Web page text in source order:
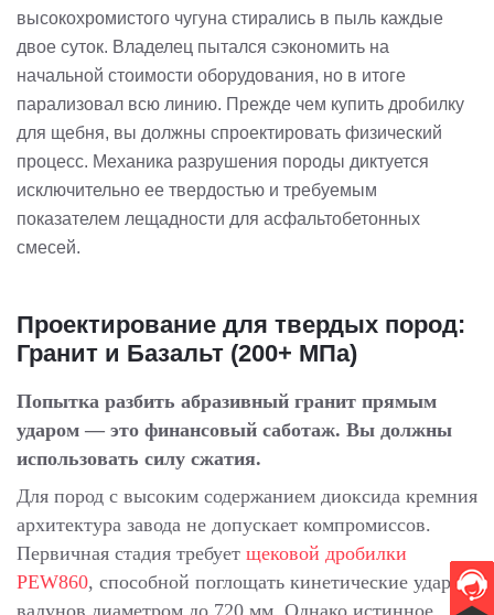
высокохромистого чугуна стирались в пыль каждые
двое суток. Владелец пытался сэкономить на
начальной стоимости оборудования, но в итоге
парализовал всю линию. Прежде чем купить дробилку
для щебня, вы должны спроектировать физический
процесс. Механика разрушения породы диктуется
исключительно ее твердостью и требуемым
показателем лещадности для асфальтобетонных
смесей.
Проектирование для твердых пород:
Гранит и Базальт (200+ МПа)
Попытка разбить абразивный гранит прямым
ударом — это финансовый саботаж. Вы должны
использовать силу сжатия.
Для пород с высоким содержанием диоксида кремния
архитектура завода не допускает компромиссов.
Первичная стадия требует щековой дробилки
PEW860, способной поглощать кинетические удары